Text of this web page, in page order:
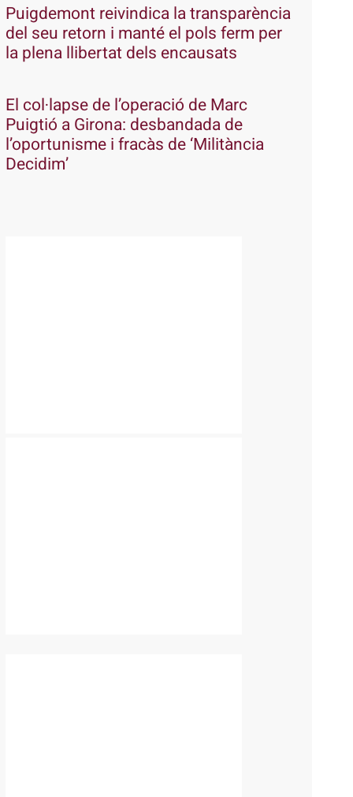
Puigdemont reivindica la transparència
del seu retorn i manté el pols ferm per
la plena llibertat dels encausats
El col·lapse de l’operació de Marc
Puigtió a Girona: desbandada de
l’oportunisme i fracàs de ‘Militància
Decidim’